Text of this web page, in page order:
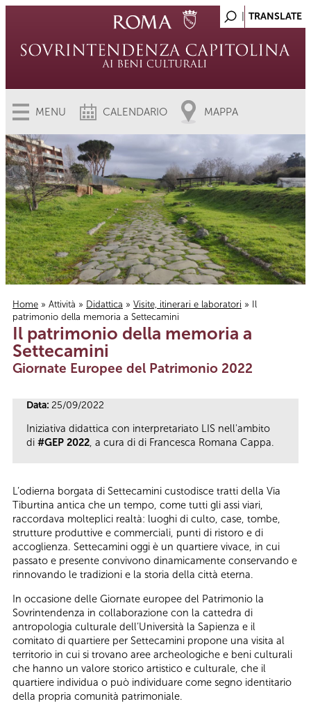
MENU CALENDARIO MAPPA
Tu sei qui
Home » Attività » Didattica » Visite, itinerari e laboratori » Il
patrimonio della memoria a Settecamini
Il patrimonio della memoria a
Settecamini
Giornate Europee del Patrimonio 2022
Data: 25/09/2022
Iniziativa didattica con interpretariato LIS nell'ambito
di #GEP 2022, a cura di di Francesca Romana Cappa.
L’odierna borgata di Settecamini custodisce tratti della Via
Tiburtina antica che un tempo, come tutti gli assi viari,
raccordava molteplici realtà: luoghi di culto, case, tombe,
strutture produttive e commerciali, punti di ristoro e di
accoglienza. Settecamini oggi è un quartiere vivace, in cui
passato e presente convivono dinamicamente conservando e
rinnovando le tradizioni e la storia della città eterna.
In occasione delle Giornate europee del Patrimonio la
Sovrintendenza in collaborazione con la cattedra di
antropologia culturale dell’Università la Sapienza e il
comitato di quartiere per Settecamini propone una visita al
territorio in cui si trovano aree archeologiche e beni culturali
che hanno un valore storico artistico e culturale, che il
quartiere individua o può individuare come segno identitario
della propria comunità patrimoniale.